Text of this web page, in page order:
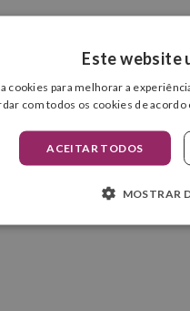
Este website
cookies para melhorar a
com todos os cookies de acordo
ACEITAR TODOS
MOSTRAR